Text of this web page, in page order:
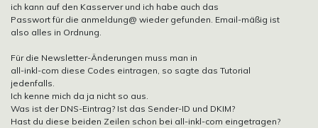
ich kann auf den Kasserver und ich habe auch das
Passwort für die anmeldung@ wieder gefunden. Email-mäßig ist
also alles in Ordnung.
Für die Newsletter-Änderungen muss man in
all-inkl-com diese Codes eintragen, so sagte das Tutorial
jedenfalls.
Ich kenne mich da ja nicht so aus.
Was ist der DNS-Eintrag? Ist das Sender-ID und DKIM?
Hast du diese beiden Zeilen schon bei all-inkl-com eingetragen?